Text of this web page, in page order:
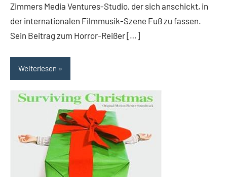
Zimmers Media Ventures-Studio, der sich anschickt, in
der internationalen Filmmusik-Szene Fuß zu fassen.
Sein Beitrag zum Horror-Reißer […]
Weiterlesen